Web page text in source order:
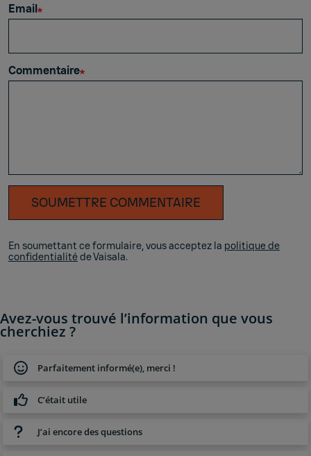
Email
Commentaire
SOUMETTRE COMMENTAIRE
En soumettant ce formulaire, vous acceptez la politique de
confidentialitéde Vaisala.
Avez-vous trouvé l’information que vous
cherchiez ?
Parfaitement informé(e), merci !
C’était utile
J’ai encore des questions